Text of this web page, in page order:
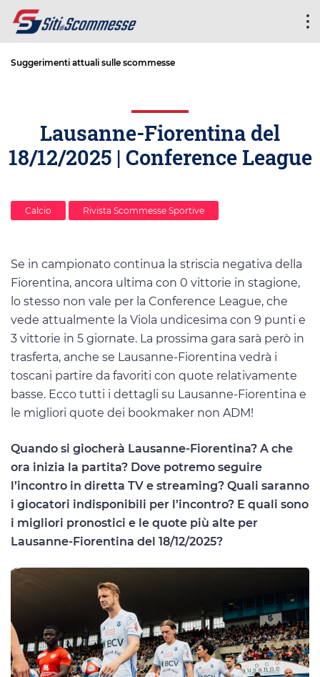
Suggerimenti attuali sulle scommesse
Lausanne-Fiorentina del
18/12/2025 | Conference League
Calcio Rivista Scommesse Sportive
Se in campionato continua la striscia negativa della
Fiorentina, ancora ultima con 0 vittorie in stagione,
lo stesso non vale per la Conference League, che
vede attualmente la Viola undicesima con 9 punti e
3 vittorie in 5 giornate. La prossima gara sarà però in
trasferta, anche se Lausanne-Fiorentina vedrà i
toscani partire da favoriti con quote relativamente
basse. Ecco tutti i dettagli su Lausanne-Fiorentina e
le migliori quote dei bookmaker non ADM!
Quando si giocherà Lausanne-Fiorentina? A che
ora inizia la partita? Dove potremo seguire
l’incontro in diretta TV e streaming? Quali saranno
i giocatori indisponibili per l’incontro? E quali sono
i migliori pronostici e le quote più alte per
Lausanne-Fiorentina del 18/12/2025?